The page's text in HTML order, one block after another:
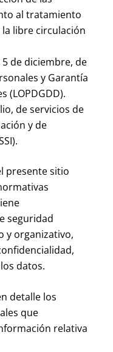
al tratamiento
libre circulación
5 de diciembre, de
y Garantía
(LOPDGDD).
de servicios de
y de
presente sitio
seguridad
y organizativo,
datos.
detalle los
que
relativa